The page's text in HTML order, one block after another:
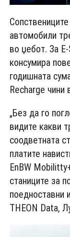
автомобили
во џебот. За E-
консумира
годишната
Recharge чини
„Без да го
видите какви
соодветната
платите
EnBW
станиците за
поедноставни
THEON Data,